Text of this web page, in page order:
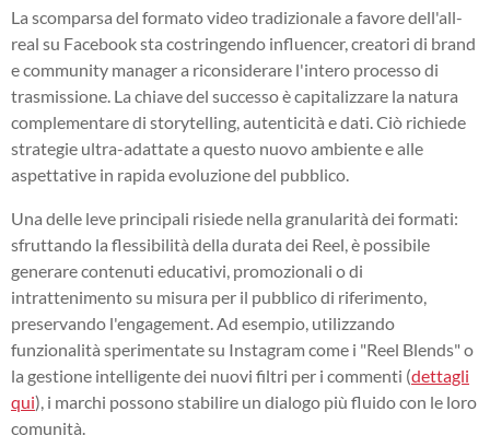
La scomparsa del formato video tradizionale a favore dell'all-
real su Facebook sta costringendo influencer, creatori di brand
e community manager a riconsiderare l'intero processo di
trasmissione. La chiave del successo è capitalizzare la natura
complementare di storytelling, autenticità e dati. Ciò richiede
strategie ultra-adattate a questo nuovo ambiente e alle
aspettative in rapida evoluzione del pubblico.
Una delle leve principali risiede nella granularità dei formati:
sfruttando la flessibilità della durata dei Reel, è possibile
generare contenuti educativi, promozionali o di
intrattenimento su misura per il pubblico di riferimento,
preservando l'engagement. Ad esempio, utilizzando
funzionalità sperimentate su Instagram come i "Reel Blends" o
la gestione intelligente dei nuovi filtri per i commenti (dettagli
qui), i marchi possono stabilire un dialogo più fluido con le loro
comunità.